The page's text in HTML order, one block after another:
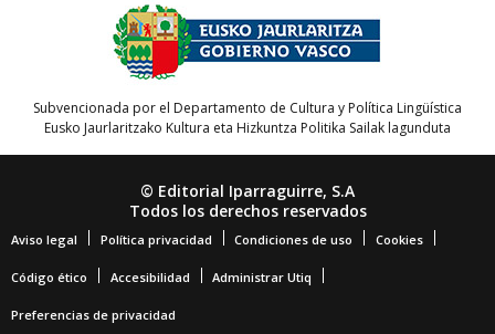
Subvencionada por el Departamento de Cultura y Política Lingüística
Eusko Jaurlaritzako Kultura eta Hizkuntza Politika Sailak lagunduta
© Editorial Iparraguirre, S.A
Todos los derechos reservados
Aviso legal Política privacidad Condiciones de uso Cookies
Código ético Accesibilidad Administrar Utiq
Preferencias de privacidad